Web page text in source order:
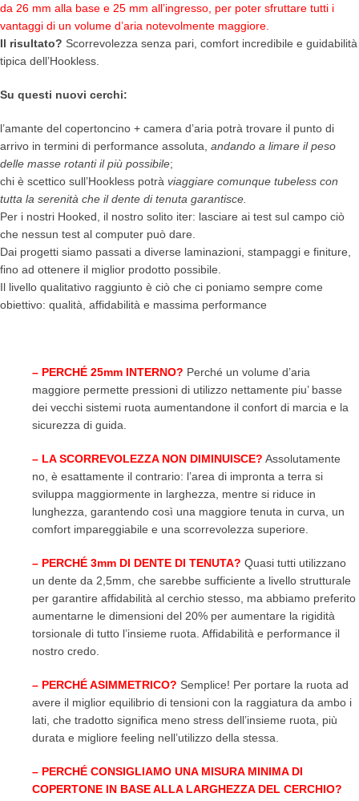
da 26 mm alla base e 25 mm all’ingresso, per poter sfruttare tutti i
vantaggi di un volume d’aria notevolmente maggiore.
Il risultato? Scorrevolezza senza pari, comfort incredibile e guidabilità
tipica dell’Hookless.
Su questi nuovi cerchi:
l’amante del copertoncino + camera d’aria potrà trovare il punto di
arrivo in termini di performance assoluta, andando a limare il peso
delle masse rotanti il più possibile;
chi è scettico sull’Hookless potrà viaggiare comunque tubeless con
tutta la serenità che il dente di tenuta garantisce.
Per i nostri Hooked, il nostro solito iter: lasciare ai test sul campo ciò
che nessun test al computer può dare.
Dai progetti siamo passati a diverse laminazioni, stampaggi e finiture,
fino ad ottenere il miglior prodotto possibile.
Il livello qualitativo raggiunto è ciò che ci poniamo sempre come
obiettivo: qualità, affidabilità e massima performance
– PERCHÉ 25mm INTERNO? Perché un volume d’aria
maggiore permette pressioni di utilizzo nettamente piu’ basse
dei vecchi sistemi ruota aumentandone il confort di marcia e la
sicurezza di guida.
– LA SCORREVOLEZZA NON DIMINUISCE? Assolutamente
no, è esattamente il contrario: l’area di impronta a terra si
sviluppa maggiormente in larghezza, mentre si riduce in
lunghezza, garantendo così una maggiore tenuta in curva, un
comfort impareggiabile e una scorrevolezza superiore.
– PERCHÉ 3mm DI DENTE DI TENUTA? Quasi tutti utilizzano
un dente da 2,5mm, che sarebbe sufficiente a livello strutturale
per garantire affidabilità al cerchio stesso, ma abbiamo preferito
aumentarne le dimensioni del 20% per aumentare la rigidità
torsionale di tutto l’insieme ruota. Affidabilità e performance il
nostro credo.
– PERCHÉ ASIMMETRICO? Semplice! Per portare la ruota ad
avere il miglior equilibrio di tensioni con la raggiatura da ambo i
lati, che tradotto significa meno stress dell’insieme ruota, più
durata e migliore feeling nell’utilizzo della stessa.
– PERCHÉ CONSIGLIAMO UNA MISURA MINIMA DI
COPERTONE IN BASE ALLA LARGHEZZA DEL CERCHIO?